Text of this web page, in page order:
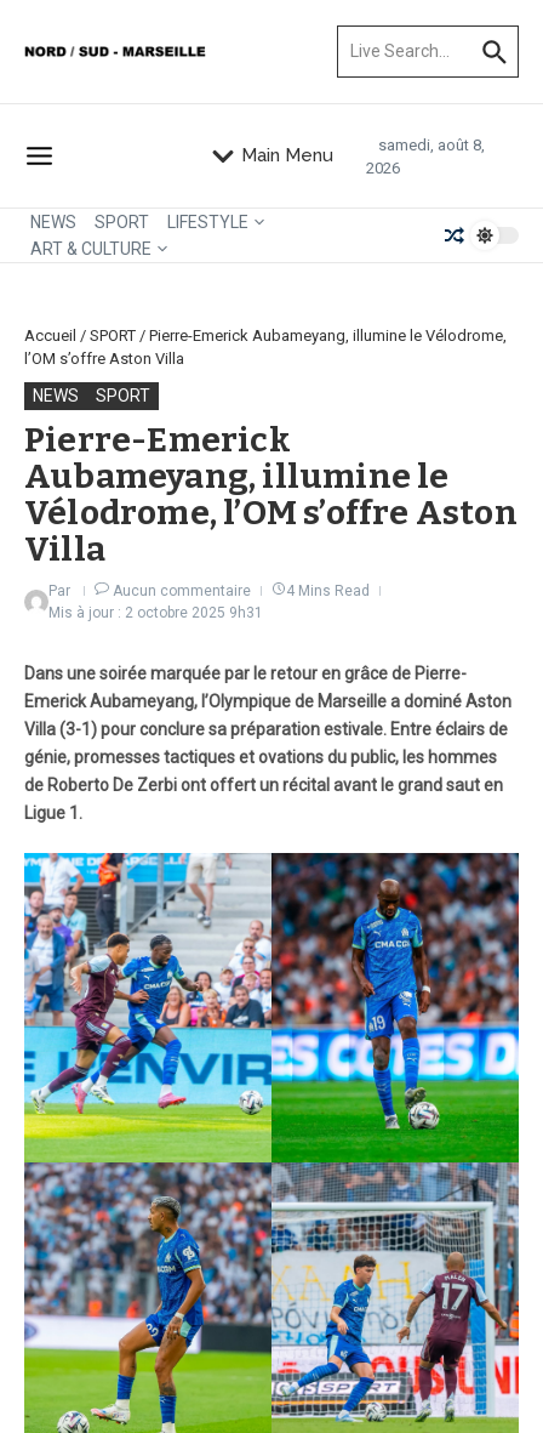
Main Menu
samedi, août 8,
2026
NEWS SPORT
LIFESTYLE
ART & CULTURE
Accueil / SPORT / Pierre-Emerick Aubameyang, illumine le Vélodrome,
l’OM s’offre Aston Villa
NEWS SPORT
Pierre-Emerick
Aubameyang, illumine le
Vélodrome, l’OM s’offre Aston
Villa
Par Aucun commentaire
4 Mins Read
Mis à jour : 2 octobre 2025 9h31
Dans une soirée marquée par le retour en grâce de Pierre-
Emerick Aubameyang, l’Olympique de Marseille a dominé Aston
Villa (3-1) pour conclure sa préparation estivale. Entre éclairs de
génie, promesses tactiques et ovations du public, les hommes
de Roberto De Zerbi ont offert un récital avant le grand saut en
Ligue 1.